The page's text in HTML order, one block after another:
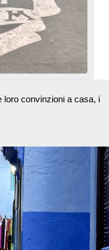
loro convinzioni a casa, i